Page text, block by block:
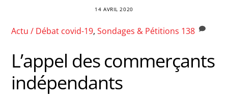
14 AVRIL 2020
Actu / Débat covid-19,Sondages & Pétitions 138
L’appel des commerçants
indépendants